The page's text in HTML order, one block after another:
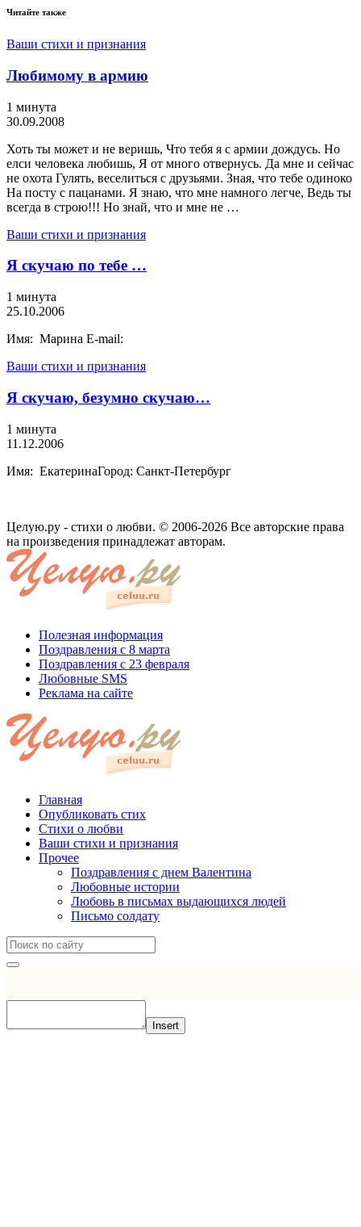
Читайте также
Ваши стихи и признания
Любимому в армию
1 минута
30.09.2008
Хоть ты может и не веришь, Что тебя я с армии дождусь. Но
елси человека любишь, Я от много отвернусь. Да мне и сейчас
не охота Гулять, веселиться с друзьями. Зная, что тебе одиноко
На посту с пацанами. Я знаю, что мне намного легче, Ведь ты
всегда в строю!!! Но знай, что и мне не …
Ваши стихи и признания
Я скучаю по тебе …
1 минута
25.10.2006
Имя: Марина E-mail:
Ваши стихи и признания
Я скучаю, безумно скучаю…
1 минута
11.12.2006
Имя: ЕкатеринаГород: Санкт-Петербург
Целую.ру - стихи о любви. © 2006-2026 Все авторские права
на произведения принадлежат авторам.
Полезная информация
Поздравления с 8 марта
Поздравления с 23 февраля
Любовные SMS
Реклама на сайте
Главная
Опубликовать стих
Стихи о любви
Ваши стихи и признания
Прочее
Поздравления с днем Валентина
Любовные истории
Любовь в письмах выдающихся людей
Письмо солдату
Insert